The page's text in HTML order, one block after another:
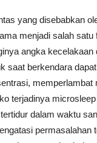
yang disebabkan
menjadi salah satu
angka kecelakaan
saat berkendara
memperlambat
terjadinya
dalam waktu
permasalahan